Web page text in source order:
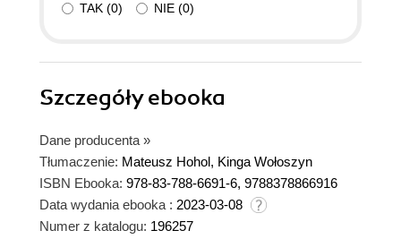
TAK (0) NIE (0)
Szczegółyebooka
Dane producenta »
Tłumaczenie: Mateusz Hohol, Kinga Wołoszyn
ISBN Ebooka: 978-83-788-6691-6, 9788378866916
Data wydania ebooka : 2023-03-08
Numer z katalogu: 196257